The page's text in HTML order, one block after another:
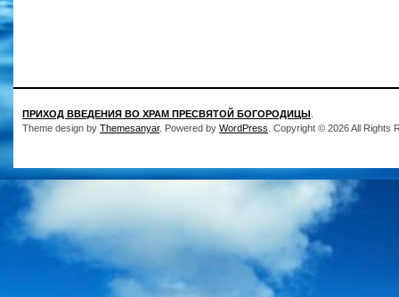
ПРИХОД ВВЕДЕНИЯ ВО ХРАМ ПРЕСВЯТОЙ БОГОРОДИЦЫ
Theme design by Themesanyar. Powered by WordPress . Copyright © 2026 All Rights